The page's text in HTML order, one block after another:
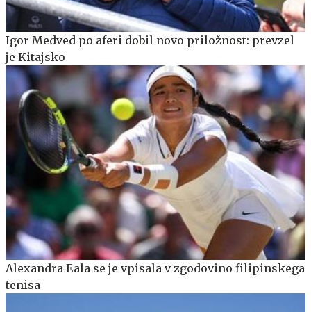
Igor Medved po aferi dobil novo priložnost: prevzel
je Kitajsko
Alexandra Eala se je vpisala v zgodovino filipinskega
tenisa